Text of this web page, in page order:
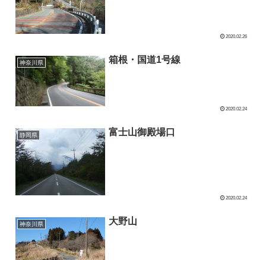
2020.02.26
神奈川県 箱根・国道1号線
2020.02.24
静岡県 富士山御殿場口
2020.02.24
神奈川県 大野山